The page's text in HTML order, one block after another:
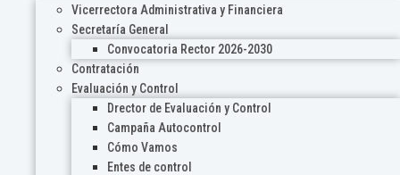
Vicerrectora Administrativa y Financiera
Secretaría General
Convocatoria Rector 2026-2030
Contratación
Evaluación y Control
Drector de Evaluación y Control
Campaña Autocontrol
Cómo Vamos
Entes de control